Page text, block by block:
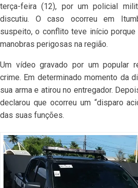
terça-feira (12), por um policial
discutiu. O caso ocorreu em
suspeito, o conflito teve início
manobras perigosas na região.
Um vídeo gravado por um popular
crime. Em determinado momento da
sua arma e atirou no entregador.
declarou que ocorreu um “disparo
das suas funções.